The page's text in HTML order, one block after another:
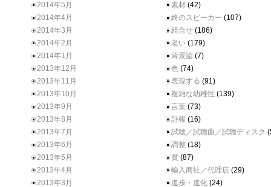
2014年5月
2014年4月
2014年3月
2014年2月
2014年1月
2013年12月
2013年11月
2013年10月
2013年9月
2013年8月
2013年7月
2013年6月
2013年5月
2013年4月
2013年3月
素材 (42)
終のスピーカー (107)
組合せ (186)
老い (179)
背景論 (7)
色 (74)
表現する (91)
複雑な幼稚性 (139)
言葉 (73)
訃報 (16)
試聴／試聴曲／試聴ディスク
調整 (18)
賞 (87)
輸入商社／代理店 (29)
進歩・進化 (24)